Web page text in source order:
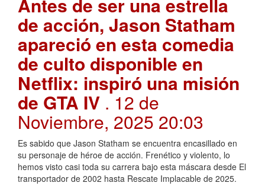
de acción, Jason Statham
apareció en esta comedia
de culto disponible en
Netflix: inspiró una misión
de GTA IV . 12 de
Noviembre, 2025 20:03
Es sabido que Jason Statham se encuentra encasillado en
su personaje de héroe de acción. Frenético y violento, lo
hemos visto casi toda su carrera bajo esta máscara desde El
transportador de 2002 hasta Rescate Implacable de 2025.